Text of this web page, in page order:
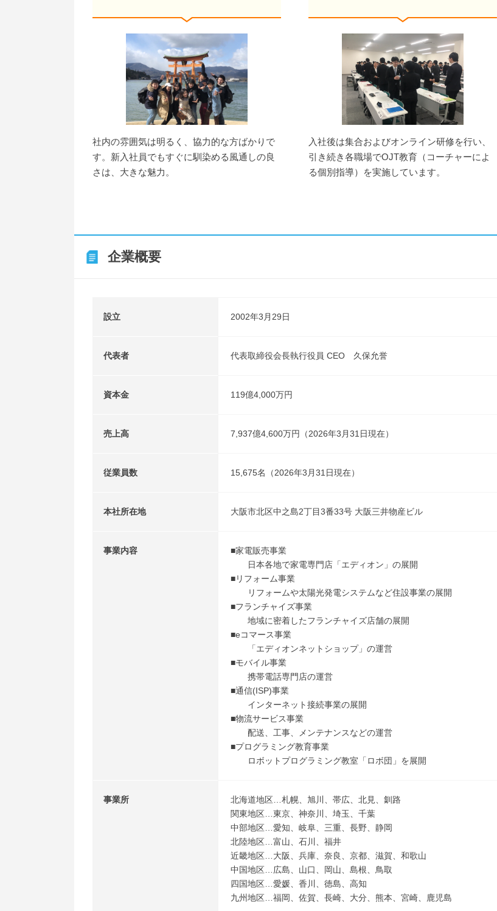
社内の雰囲気は明るく、協力的な方ばかりで
す。新入社員でもすぐに馴染める風通しの良
さは、大きな魅力。
入社後は集合およびオンライン研修を行い、
引き続き各職場でOJT教育（コーチャーによ
る個別指導）を実施しています。
企業概要
設立 2002年3月29日
代表者 代表取締役会長執行役員 CEO 久保允誉
資本金 119億4,000万円
売上高 7,937億4,600万円（2026年3月31日現在）
従業員数 15,675名（2026年3月31日現在）
本社所在地 大阪市北区中之島2丁目3番33号 大阪三井物産ビル
事業内容
■家電販売事業
日本各地で家電専門店「エディオン」の展開
■リフォーム事業
リフォームや太陽光発電システムなど住設事業の展開
■フランチャイズ事業
地域に密着したフランチャイズ店舗の展開
■eコマース事業
「エディオンネットショップ」の運営
■モバイル事業
携帯電話専門店の運営
■通信(ISP)事業
インターネット接続事業の展開
■物流サービス事業
配送、工事、メンテナンスなどの運営
■プログラミング教育事業
ロボットプログラミング教室「ロボ団」を展開
事業所
北海道地区…札幌、旭川、帯広、北見、釧路
関東地区…東京、神奈川、埼玉、千葉
中部地区…愛知、岐阜、三重、長野、静岡
北陸地区…富山、石川、福井
近畿地区…大阪、兵庫、奈良、京都、滋賀、和歌山
中国地区…広島、山口、岡山、島根、鳥取
四国地区…愛媛、香川、徳島、高知
九州地区…福岡、佐賀、長崎、大分、熊本、宮崎、鹿児島